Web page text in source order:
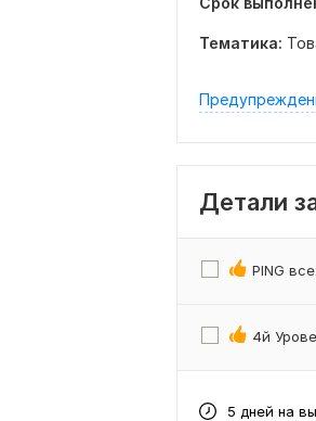
Тематика:
Детали
PING
4й
5 дней на